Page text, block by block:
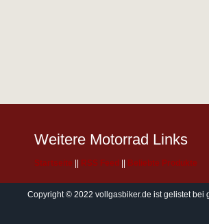
Weitere Motorrad Links
Startseite RSS Feed Beliebte Produkte
Copyright © 2022 vollgasbiker.de ist gelistet bei